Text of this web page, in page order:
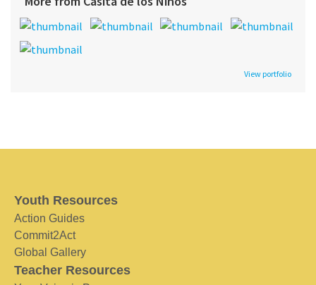
View portfolio
Youth Resources
Action Guides
Commit2Act
Global Gallery
Teacher Resources